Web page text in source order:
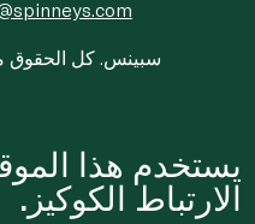
© 2020-2026 سبينس. كل
يستخدم هذا
الارتباط الكوكيز.